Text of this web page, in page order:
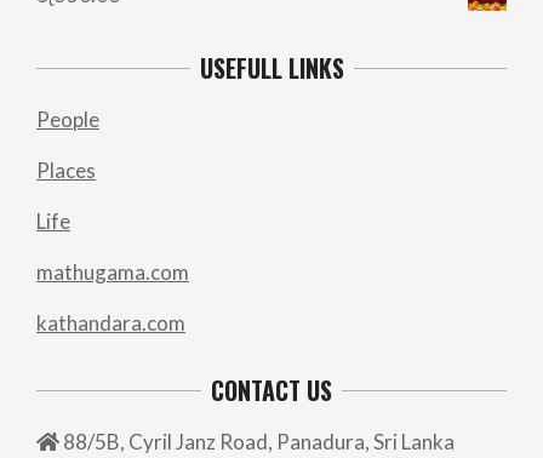
USEFULL LINKS
People
Places
Life
mathugama.com
kathandara.com
CONTACT US
88/5B, Cyril Janz Road, Panadura, Sri Lanka